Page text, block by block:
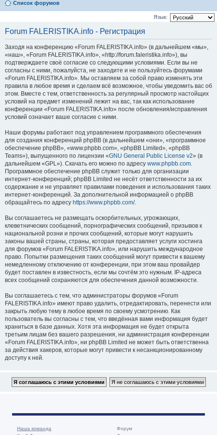
Список форумов
Язык:
Forum FALERISTIKA.info - Регистрация
Заходя на конференцию «Forum FALERISTIKA.info» (в дальнейшем «мы»,
«наш», «Forum FALERISTIKA.info», «http://forum.faleristika.info»), вы
подтверждаете своё согласие со следующими условиями. Если вы не
согласны с ними, пожалуйста, не заходите и не пользуйтесь форумами
«Forum FALERISTIKA.info». Мы оставляем за собой право изменять эти
правила в любое время и сделаем всё возможное, чтобы уведомить вас об
этом. Вместе с тем, ответственность за регулярный просмотр настойщих
условий на предмет изменений лежит на вас, так как использование
конференции «Forum FALERISTIKA.info» после обновления/исправления
условий означает ваше согласие с ними.
Наши форумы работают под управлением программного обеспечения
для создания конференций phpBB (в дальнейшем «они», «программное
обеспечение phpBB», «www.phpbb.com», «phpBB Limited», «phpBB
Teams»), выпущенного по лицензии «GNU General Public License v2» (в
дальнейшем «GPL»). Скачать его можно по адресу www.phpbb.com.
Программное обеспечение phpBB служит только для организации
интернет-конференций; phpBB Limited не несёт ответственности за их
содержание и не управляет правилами поведения и использования таких
интернет-конференций. За дополнительной информацией о phpBB
обращайтесь по адресу https://www.phpbb.com/.
Вы соглашаетесь не размещать оскорбительных, угрожающих,
клеветнических сообщений, порнографических сообщений, призывов к
национальной розни и прочих сообщений, которые могут нарушить
законы вашей страны, страны, которая предоставляет услуги хостинга
для форумов «Forum FALERISTIKA.info», или нарушить международное
право. Попытки размещения таких сообщений могут привести к вашему
немедленному отключению от конференции, при этом ваш провайдер
будет поставлен в известность, если мы сочтём это нужным. IP-адреса
всех сообщений сохраняются для обеспечения данной возможности.
Вы соглашаетесь с тем, что администраторы форумов «Forum
FALERISTIKA.info» имеют право удалить, отредактировать, перенести или
закрыть любую тему в любое время по своему усмотрению. Как
пользователь вы согласны с тем, что введённая вами информация будет
храниться в базе данных. Хотя эта информация не будет открыта
третьим лицам без вашего разрешения, ни администрация конференции
«Forum FALERISTIKA.info», ни phpBB Limited не может быть ответственна
за действия хакеров, которые могут привести к несанкционированному
доступу к ней.
Наша команда
Форум